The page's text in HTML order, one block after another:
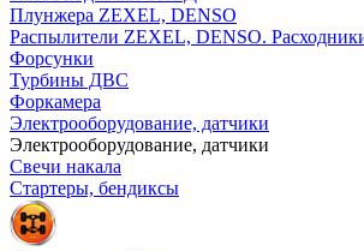
Плунжера ZEXEL, DENSO
Распылители ZEXEL, DENSO.
Форсунки
Турбины ДВС
Форкамера
Электрооборудование, датчики
Электрооборудование, датчики
Свечи накала
Стартеры, бендиксы